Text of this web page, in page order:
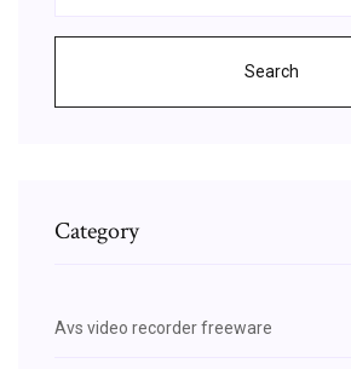
Search
Category
Avs video recorder freeware